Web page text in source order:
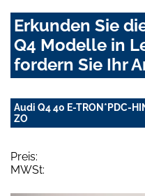
Erkunden Sie
Q4 Modelle in
fordern Sie Ihr
Audi Q4 40 E-TRON*PDC-
ZO
Preis:
MWSt: